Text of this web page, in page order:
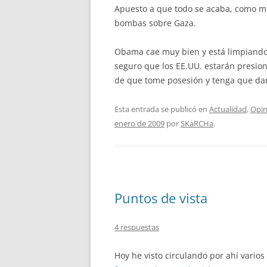
Apuesto a que todo se acaba, como
bombas sobre Gaza.
Obama cae muy bien y está
seguro que los EE.UU. estarán
de que tome posesión y tenga que
Esta entrada se publicó en Actualidad,
enero de 2009 porSKaRCHa.
Puntos de vista
4 respuestas
Hoy he visto circulando por ahí